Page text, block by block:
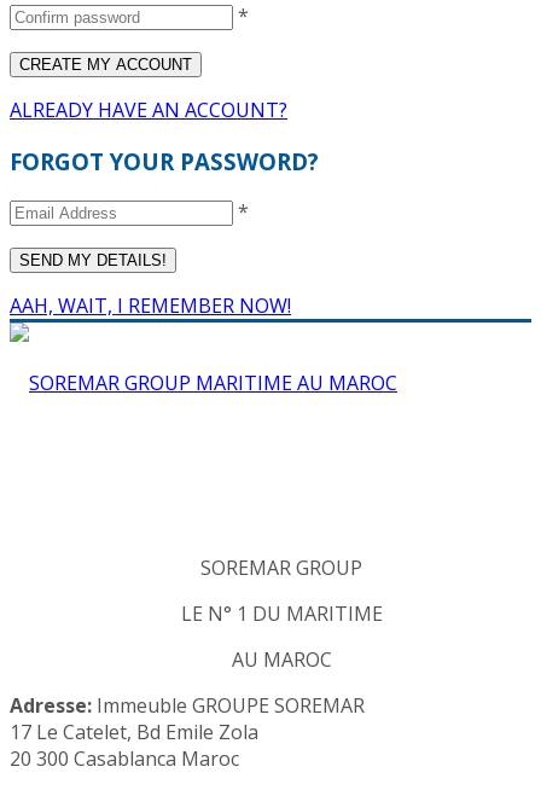
*
ALREADY HAVE AN ACCOUNT?
FORGOT YOUR PASSWORD?
*
AAH, WAIT, I REMEMBER NOW!
SOREMAR GROUP
LE N° 1 DU MARITIME
AU MAROC
Adresse: Immeuble GROUPE SOREMAR
17 Le Catelet, Bd Emile Zola
20 300 Casablanca Maroc